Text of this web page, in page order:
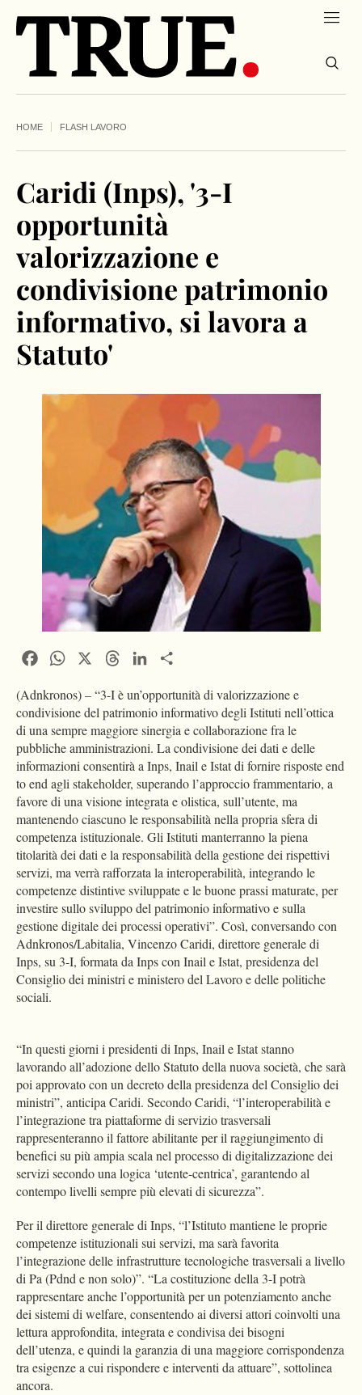
HOME FLASH LAVORO
Caridi (Inps), '3-I
opportunità
valorizzazione e
condivisione patrimonio
informativo, si lavora a
Statuto'
FacebookWhatsApp ThreadsLinkedIn
(Adnkronos) – “3-I è un’opportunità di valorizzazione e
condivisione del patrimonio informativo degli Istituti nell’ottica
di una sempre maggiore sinergia e collaborazione fra le
pubbliche amministrazioni. La condivisione dei dati e delle
informazioni consentirà a Inps, Inail e Istat di fornire risposte end
to end agli stakeholder, superando l’approccio frammentario, a
favore di una visione integrata e olistica, sull’utente, ma
mantenendo ciascuno le responsabilità nella propria sfera di
competenza istituzionale. Gli Istituti manterranno la piena
titolarità dei dati e la responsabilità della gestione dei rispettivi
servizi, ma verrà rafforzata la interoperabilità, integrando le
competenze distintive sviluppate e le buone prassi maturate, per
investire sullo sviluppo del patrimonio informativo e sulla
gestione digitale dei processi operativi”. Così, conversando con
Adnkronos/Labitalia, Vincenzo Caridi, direttore generale di
Inps, su 3-I, formata da Inps con Inail e Istat, presidenza del
Consiglio dei ministri e ministero del Lavoro e delle politiche
sociali.
“In questi giorni i presidenti di Inps, Inail e Istat stanno
lavorando all’adozione dello Statuto della nuova società, che sarà
poi approvato con un decreto della presidenza del Consiglio dei
ministri”, anticipa Caridi. Secondo Caridi, “l’interoperabilità e
l’integrazione tra piattaforme di servizio trasversali
rappresenteranno il fattore abilitante per il raggiungimento di
benefici su più ampia scala nel processo di digitalizzazione dei
servizi secondo una logica ‘utente-centrica’, garantendo al
contempo livelli sempre più elevati di sicurezza”.
Per il direttore generale di Inps, “l’Istituto mantiene le proprie
competenze istituzionali sui servizi, ma sarà favorita
l’integrazione delle infrastrutture tecnologiche trasversali a livello
di Pa (Pdnd e non solo)”. “La costituzione della 3-I potrà
rappresentare anche l’opportunità per un potenziamento anche
dei sistemi di welfare, consentendo ai diversi attori coinvolti una
lettura approfondita, integrata e condivisa dei bisogni
dell’utenza, e quindi la garanzia di una maggiore corrispondenza
tra esigenze a cui rispondere e interventi da attuare”, sottolinea
ancora.